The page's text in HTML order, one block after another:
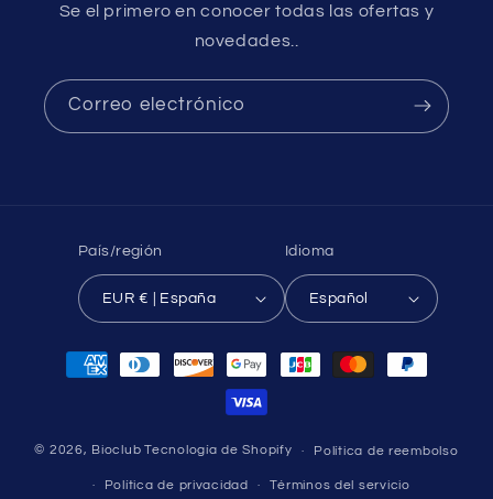
Se el primero en conocer todas las ofertas y
novedades..
Correo electrónico
País/región
EUR € | España
Idioma
Español
Formas
© 2026, Bioclub Tecnología de Shopify Política de reembolso
Política de privacidad Términos del servicio